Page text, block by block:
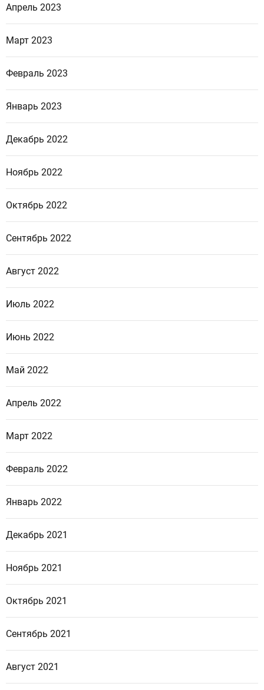
Апрель 2023
Март 2023
Февраль 2023
Январь 2023
Декабрь 2022
Ноябрь 2022
Октябрь 2022
Сентябрь 2022
Август 2022
Июль 2022
Июнь 2022
Май 2022
Апрель 2022
Март 2022
Февраль 2022
Январь 2022
Декабрь 2021
Ноябрь 2021
Октябрь 2021
Сентябрь 2021
Август 2021